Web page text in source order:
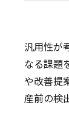
汎用性が
なる課題
や改善提
産前の検